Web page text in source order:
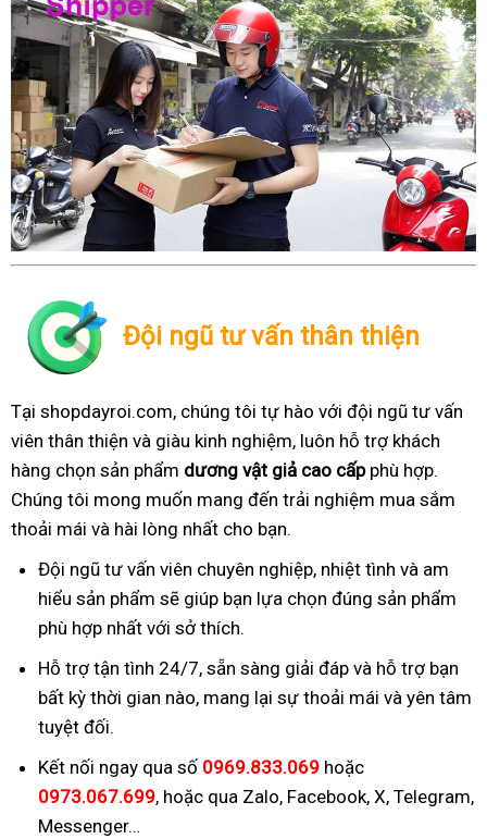
Đội ngũ tư vấn thân thiện
Tại shopdayroi.com, chúng tôi tự hào với đội ngũ tư vấn
viên thân thiện và giàu kinh nghiệm, luôn hỗ trợ khách
hàng chọn sản phẩm dương vật giả cao cấpphù hợp.
Chúng tôi mong muốn mang đến trải nghiệm mua sắm
thoải mái và hài lòng nhất cho bạn.
Đội ngũ tư vấn viên chuyên nghiệp, nhiệt tình và am
hiểu sản phẩm sẽ giúp bạn lựa chọn đúng sản phẩm
phù hợp nhất với sở thích.
Hỗ trợ tận tình 24/7, sẵn sàng giải đáp và hỗ trợ bạn
bất kỳ thời gian nào, mang lại sự thoải mái và yên tâm
tuyệt đối.
Kết nối ngay qua số 0969.833.069 hoặc
0973.067.699, hoặc qua Zalo, Facebook, X, Telegram,
Messenger…